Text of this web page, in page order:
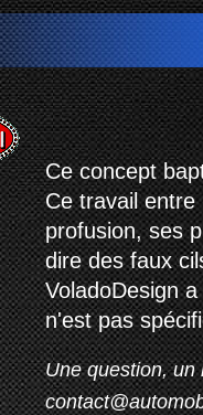
Ce concept
Ce travail entre
profusion, ses
dire des faux
VoladoDesign
n'est pas
Une question, un